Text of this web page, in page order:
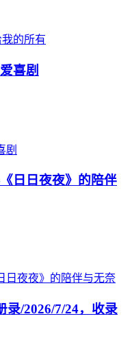
喜剧
日日夜夜》的陪伴
录/2026/7/24，收录